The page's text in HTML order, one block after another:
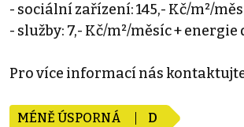
- sociální zařízení: 145,- Kč/m²/
- služby: 7,- Kč/m²/měsíc + energie
Pro více informací nás
MÉNĚ ÚSPORNÁ D